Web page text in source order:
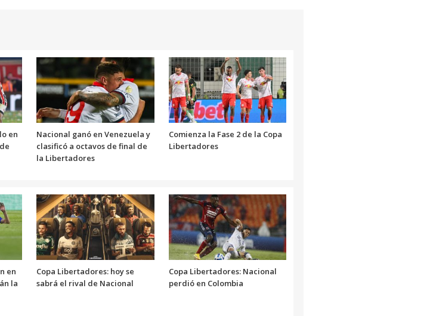
en
Nacional ganó en Venezuela y
clasificó a octavos de final de
la Libertadores
Comienza la Fase 2 de la Copa
Libertadores
en
la
Copa Libertadores: hoy se
sabrá el rival de Nacional
Copa Libertadores: Nacional
perdió en Colombia